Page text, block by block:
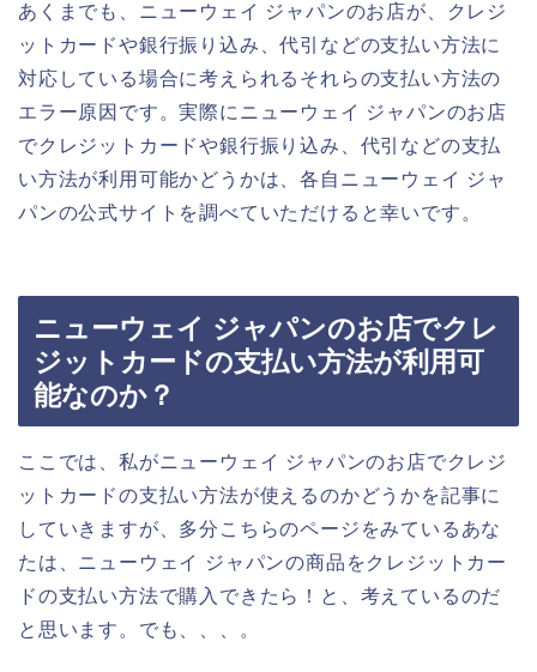
あくまでも、ニューウェイ ジャパンのお店が、クレジ
ットカードや銀行振り込み、代引などの支払い方法に
対応している場合に考えられるそれらの支払い方法の
エラー原因です。実際にニューウェイ ジャパンのお店
でクレジットカードや銀行振り込み、代引などの支払
い方法が利用可能かどうかは、各自ニューウェイ ジャ
パンの公式サイトを調べていただけると幸いです。
ニューウェイ ジャパンのお店でクレ
ジットカードの支払い方法が利用可
能なのか？
ここでは、私がニューウェイ ジャパンのお店でクレジ
ットカードの支払い方法が使えるのかどうかを記事に
していきますが、多分こちらのページをみているあな
たは、ニューウェイ ジャパンの商品をクレジットカー
ドの支払い方法で購入できたら！と、考えているのだ
と思います。でも、、、。